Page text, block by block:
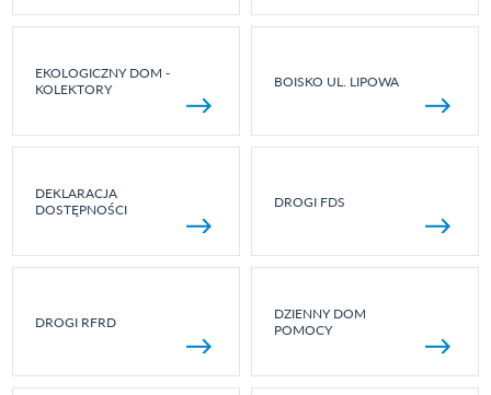
EKOLOGICZNY DOM -
KOLEKTORY
BOISKO UL. LIPOWA
DEKLARACJA
DOSTĘPNOŚCI
DROGI FDS
DROGI RFRD
DZIENNY DOM
POMOCY